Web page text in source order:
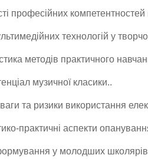
професійних
технологій у
методів практичного
музичної класики..
та ризики використання
практичні аспекти
у молодших школярів